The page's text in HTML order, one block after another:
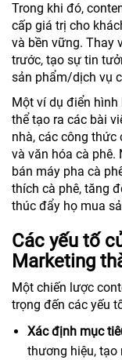
Trong khi đó,
cấp giá trị cho
và bền vững. Thay
trước, tạo sự tin
sản phẩm/dịch vụ
Một ví dụ điển
thể tạo ra các bài
nhà, các công thức
và văn hóa cà phê.
bán máy pha cà
thích cà phê, tăng
thúc đẩy họ mua
Các yếu tố
Marketing
Một chiến lược
trọng đến các yếu
Xác định mục
thương hiệu, tạo